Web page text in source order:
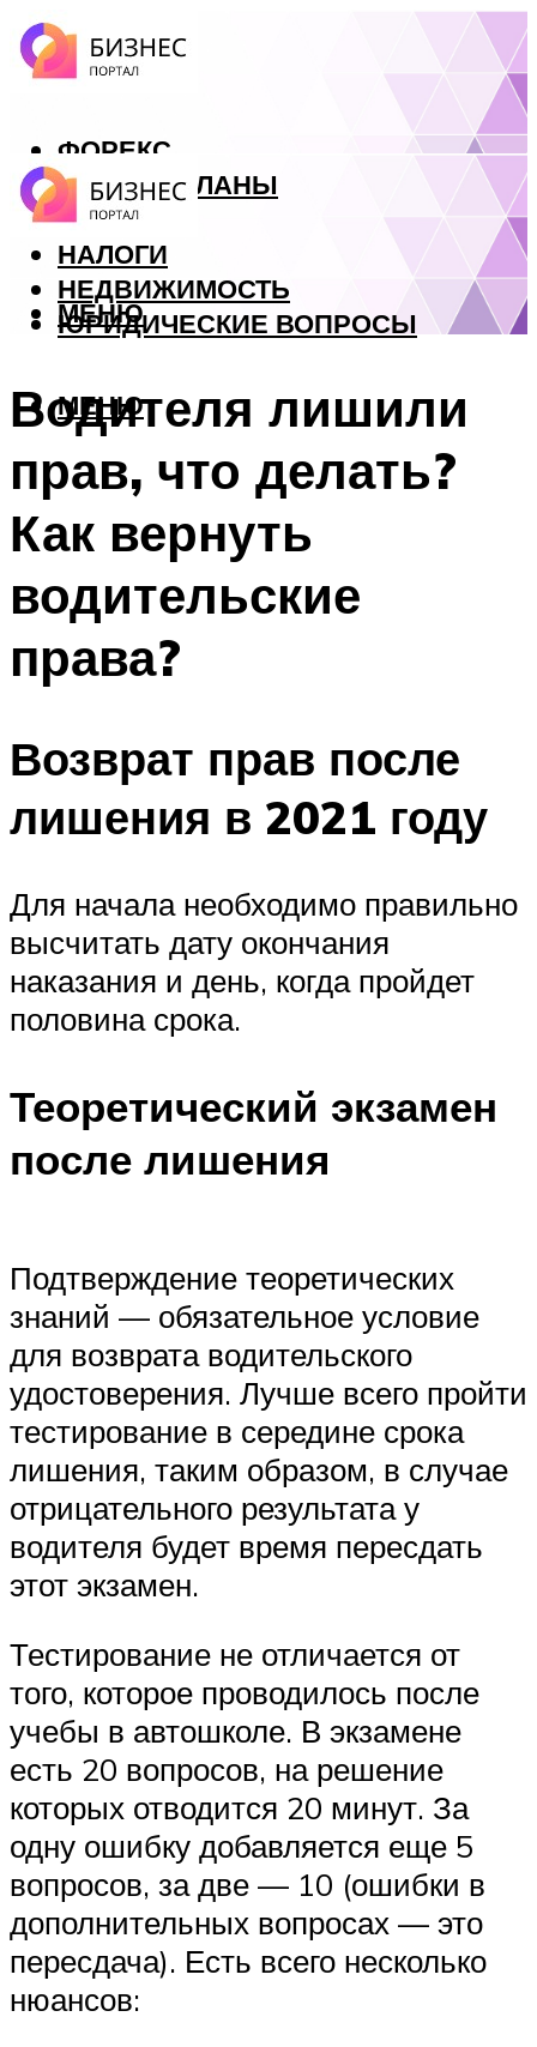
ФОРЕКС
БИЗНЕС ПЛАНЫ
КРЕДИТЫ
НАЛОГИ
НЕДВИЖИМОСТЬ
ЮРИДИЧЕСКИЕ ВОПРОСЫ
МЕНЮ
МЕНЮ
Водителя лишили
прав, что делать?
Как вернуть
водительские
права?
Возврат прав после
лишения в 2021 году
Для начала необходимо правильно
высчитать дату окончания
наказания и день, когда пройдет
половина срока.
Теоретический экзамен
после лишения
Подтверждение теоретических
знаний — обязательное условие
для возврата водительского
удостоверения. Лучше всего пройти
тестирование в середине срока
лишения, таким образом, в случае
отрицательного результата у
водителя будет время пересдать
этот экзамен.
Тестирование не отличается от
того, которое проводилось после
учебы в автошколе. В экзамене
есть 20 вопросов, на решение
которых отводится 20 минут. За
одну ошибку добавляется еще 5
вопросов, за две — 10 (ошибки в
дополнительных вопросах — это
пересдача). Есть всего несколько
нюансов: